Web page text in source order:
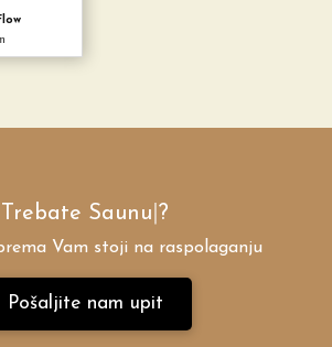
Trebate Saunu ?
Vam stoji na raspolaganju
Pošaljite nam upit